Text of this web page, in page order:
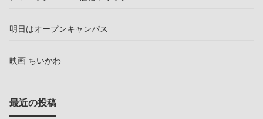
明日はオープンキャンパス
映画 ちいかわ
最近の投稿